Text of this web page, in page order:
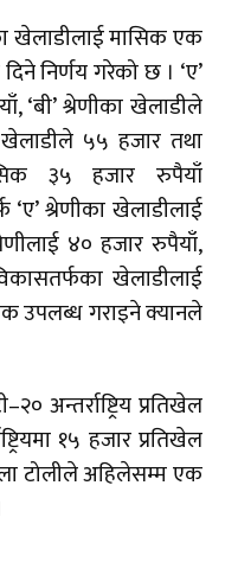
खेलाडीलाई मासिक एक
निर्णय गरेको छ । ‘ए’
‘बी’ श्रेणीका खेलाडीले
खेलाडीले ५५ हजार तथा
३५ हजार रुपैयाँ
‘ए’ श्रेणीका खेलाडीलाई
४० हजार रुपैयाँ,
खेलाडीलाई
उपलब्ध गराइने क्यानले
अन्तर्राष्ट्रिय प्रतिखेल
१५ हजार प्रतिखेल
टोलीले अहिलेसम्म एक